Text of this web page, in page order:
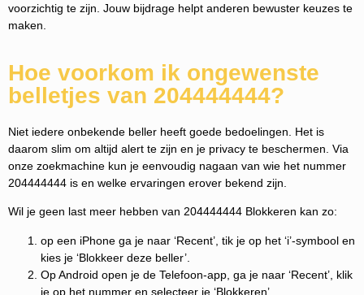
voorzichtig te zijn. Jouw bijdrage helpt anderen bewuster keuzes te
maken.
Hoe voorkom ik ongewenste
belletjes van 204444444?
Niet iedere onbekende beller heeft goede bedoelingen. Het is
daarom slim om altijd alert te zijn en je privacy te beschermen. Via
onze zoekmachine kun je eenvoudig nagaan van wie het nummer
204444444 is en welke ervaringen erover bekend zijn.
Wil je geen last meer hebben van 204444444 Blokkeren kan zo:
op een iPhone ga je naar ‘Recent’, tik je op het ‘i’-symbool en
kies je ‘Blokkeer deze beller’.
Op Android open je de Telefoon-app, ga je naar ‘Recent’, klik
je op het nummer en selecteer je ‘Blokkeren’.